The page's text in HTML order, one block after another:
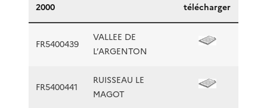
2000
télécharger
FR5400439
VALLEE DE
L’ARGENTON
FR5400441
RUISSEAU LE
MAGOT